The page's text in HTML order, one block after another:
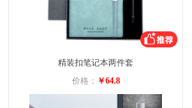
精装扣笔记本两件套
价格： ￥64.8